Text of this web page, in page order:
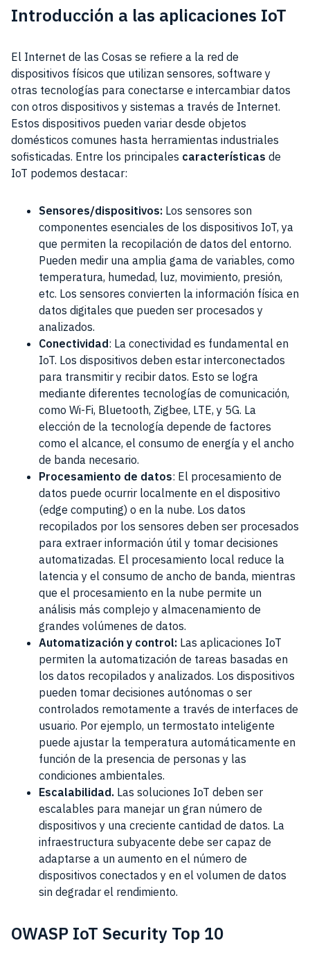
Introducción a las aplicaciones IoT
El Internet de las Cosas se refiere a la red de
dispositivos físicos que utilizan sensores, software y
otras tecnologías para conectarse e intercambiar datos
con otros dispositivos y sistemas a través de Internet.
Estos dispositivos pueden variar desde objetos
domésticos comunes hasta herramientas industriales
sofisticadas. Entre los principales características de
IoT podemos destacar:
Sensores/dispositivos: Los sensores son
componentes esenciales de los dispositivos IoT, ya
que permiten la recopilación de datos del entorno.
Pueden medir una amplia gama de variables, como
temperatura, humedad, luz, movimiento, presión,
etc. Los sensores convierten la información física en
datos digitales que pueden ser procesados y
analizados.
Conectividad: La conectividad es fundamental en
IoT. Los dispositivos deben estar interconectados
para transmitir y recibir datos. Esto se logra
mediante diferentes tecnologías de comunicación,
como Wi-Fi, Bluetooth, Zigbee, LTE, y 5G. La
elección de la tecnología depende de factores
como el alcance, el consumo de energía y el ancho
de banda necesario.
Procesamiento de datos: El procesamiento de
datos puede ocurrir localmente en el dispositivo
(edge computing) o en la nube. Los datos
recopilados por los sensores deben ser procesados
para extraer información útil y tomar decisiones
automatizadas. El procesamiento local reduce la
latencia y el consumo de ancho de banda, mientras
que el procesamiento en la nube permite un
análisis más complejo y almacenamiento de
grandes volúmenes de datos.
Automatización y control: Las aplicaciones IoT
permiten la automatización de tareas basadas en
los datos recopilados y analizados. Los dispositivos
pueden tomar decisiones autónomas o ser
controlados remotamente a través de interfaces de
usuario. Por ejemplo, un termostato inteligente
puede ajustar la temperatura automáticamente en
función de la presencia de personas y las
condiciones ambientales.
Escalabilidad. Las soluciones IoT deben ser
escalables para manejar un gran número de
dispositivos y una creciente cantidad de datos. La
infraestructura subyacente debe ser capaz de
adaptarse a un aumento en el número de
dispositivos conectados y en el volumen de datos
sin degradar el rendimiento.
OWASP IoT Security Top 10